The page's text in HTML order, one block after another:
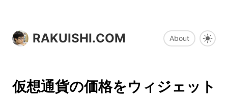
RAKUISHI.COM About
仮想通貨の価格をウィジェット